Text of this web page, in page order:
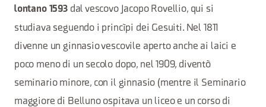
lontano 1593 dal vescovo Jacopo Rovellio, qui si
studiava seguendo i princìpi dei Gesuiti. Nel 1811
divenne un ginnasio vescovile aperto anche ai laici e
poco meno di un secolo dopo, nel 1909, diventò
seminario minore, con il ginnasio (mentre il Seminario
maggiore di Belluno ospitava un liceo e un corso di